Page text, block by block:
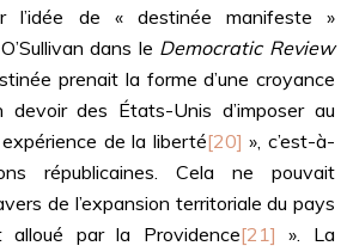
l’idée de « destinée manifeste »
dans le Democratic Review
prenait la forme d’une croyance
devoir des États-Unis d’imposer au
de la liberté[20] », c’est-à-
républicaines. Cela ne pouvait
de l’expansion territoriale du pays
par la Providence[21] ». La